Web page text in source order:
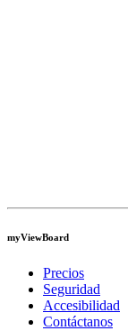
myViewBoard
Precios
Seguridad
Accesibilidad
Contáctanos